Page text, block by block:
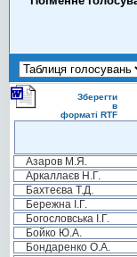
Зберегти
в
форматі RTF
Азаров М.Я.
Аркаллаєв Н.Г.
Бахтеєва Т.Д.
Бережна І.Г.
Богословська І.Г.
Бойко Ю.А.
Бондаренко О.А.